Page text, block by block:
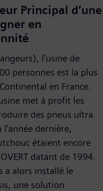
Principal d’une
en
l’usine de
personnes est la plus
en France.
met à profit les
des pneus ultra
dernière,
étaient encore
datant de 1994.
a alors installé le
une solution